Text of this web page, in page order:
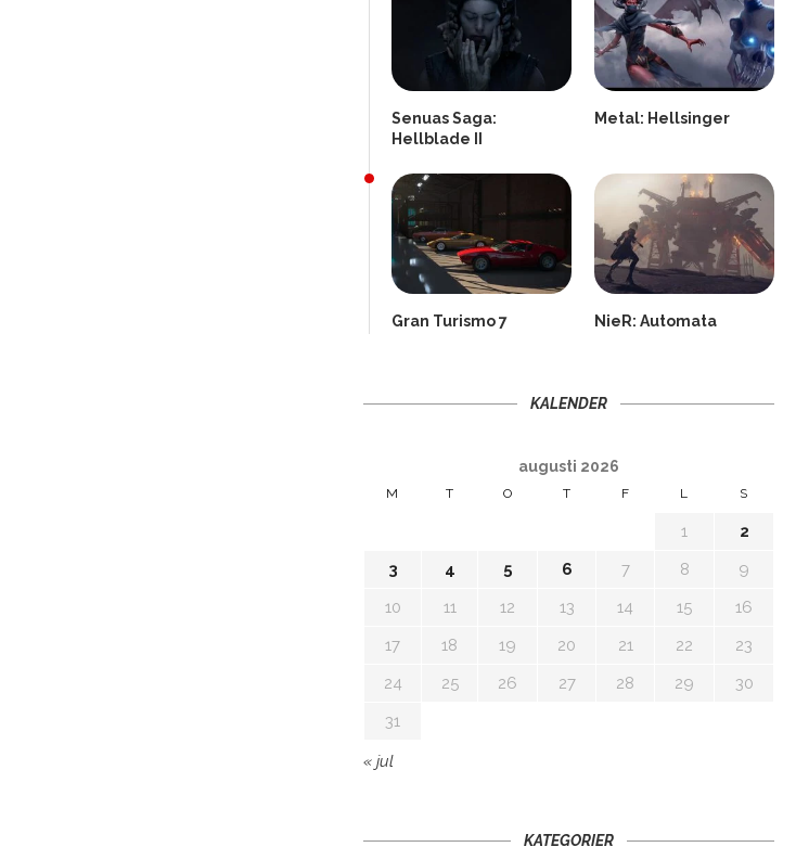
Senuas Saga:
Hellblade II
Metal: Hellsinger
Gran Turismo 7 NieR: Automata
KALENDER
augusti 2026
M T O T F L S
1
2
3
4 5 6 7 8
9
10
11 12 13 14 15
16
17
18 19 20 21 22
23
24
25 26 27 28 29
30
31
« jul
KATEGORIER